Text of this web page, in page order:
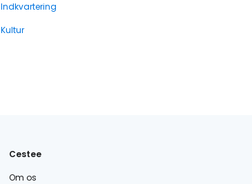
Indkvartering
Kultur
Cestee
Om os